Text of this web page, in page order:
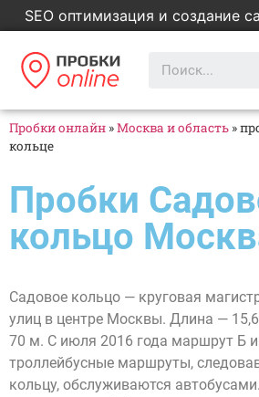
SEO оптимизация и создание
Пробки онлайн »Москва и область »
кольце
Пробки
кольцо
Садовое кольцо — круговая
улиц в центре Москвы. Длина —
70 м. С июля 2016 года маршрут Б и
троллейбусные маршруты,
кольцу, обслуживаются